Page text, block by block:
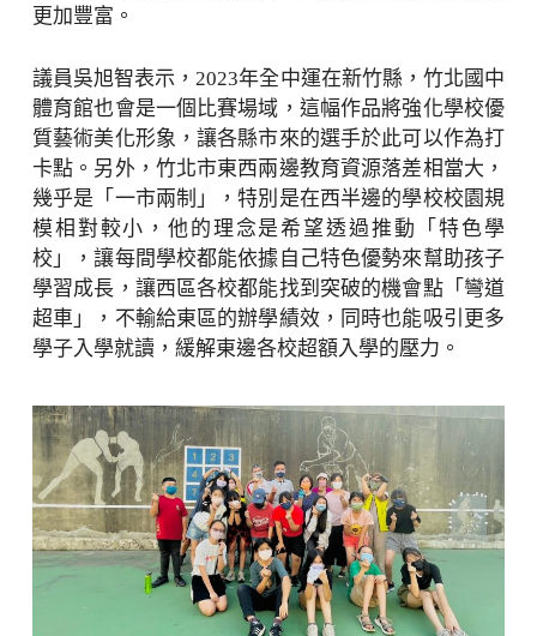
更加豐富。
議員吳旭智表示，2023年全中運在新竹縣，竹北國中
體育館也會是一個比賽場域，這幅作品將強化學校優
質藝術美化形象，讓各縣市來的選手於此可以作為打
卡點。另外，竹北市東西兩邊教育資源落差相當大，
幾乎是「一市兩制」，特別是在西半邊的學校校園規
模相對較小，他的理念是希望透過推動「特色學
校」，讓每間學校都能依據自己特色優勢來幫助孩子
學習成長，讓西區各校都能找到突破的機會點「彎道
超車」，不輸給東區的辦學績效，同時也能吸引更多
學子入學就讀，緩解東邊各校超額入學的壓力。